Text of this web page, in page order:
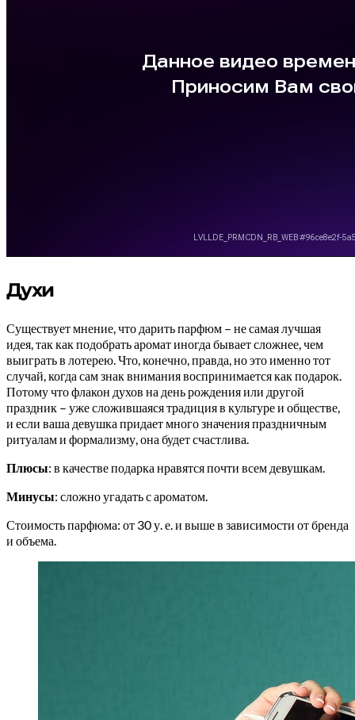
Духи
Существует мнение, что дарить парфюм – не самая лучшая
идея, так как подобрать аромат иногда бывает сложнее, чем
выиграть в лотерею. Что, конечно, правда, но это именно тот
случай, когда сам знак внимания воспринимается как подарок.
Потому что флакон духов на день рождения или другой
праздник – уже сложившаяся традиция в культуре и обществе,
и если ваша девушка придает много значения праздничным
ритуалам и формализму, она будет счастлива.
Плюсы: в качестве подарка нравятся почти всем девушкам.
Минусы: сложно угадать с ароматом.
Стоимость парфюма: от 30 у. е. и выше в зависимости от бренда
и объема.